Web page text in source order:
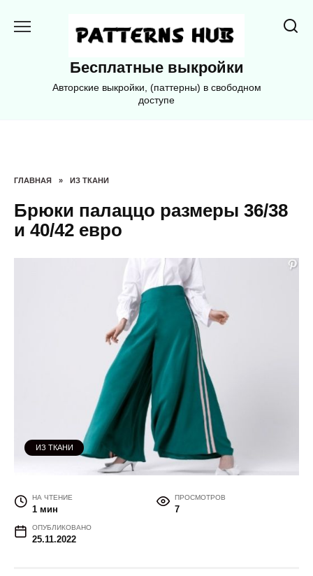
Бесплатные выкройки
Авторские выкройки, (паттерны) в свободном
доступе
ГЛАВНАЯ » ИЗ ТКАНИ
Брюки палаццо размеры 36/38
и 40/42 евро
ИЗ ТКАНИ
НА ЧТЕНИЕ
1 мин
ПРОСМОТРОВ
7
ОПУБЛИКОВАНО
25.11.2022